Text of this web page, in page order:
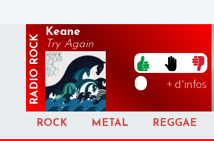
RADIO
ROCK
Keane
Try Again
+ d'infos
ROCK METAL REGGAE